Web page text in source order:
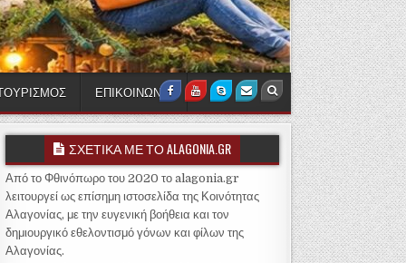
ΕΠΙΚΟΙΝΩΝΙΑFacebook
Youtube
SkypeEmail Us
Search
ΣΧΕΤΙΚΑ ΜΕ ΤΟ ALAGONIA.GR
Από το Φθινόπωρο του 2020 το alagonia.gr
λειτουργεί ως επίσημη ιστοσελίδα της Κοινότητας
Αλαγονίας, με την ευγενική βοήθεια και τον
δημιουργικό εθελοντισμό γόνων και φίλων της
Αλαγονίας.